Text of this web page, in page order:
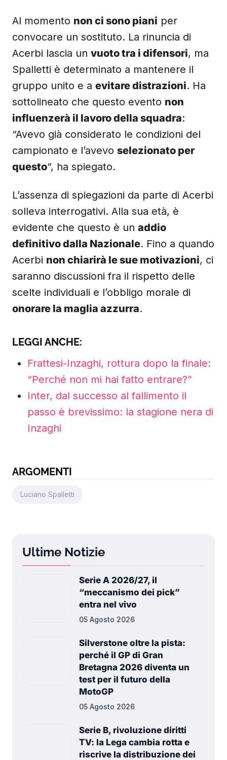
Al momento non ci sono piani per
convocare un sostituto. La rinuncia di
Acerbi lascia un vuoto tra i difensori, ma
Spalletti è determinato a mantenere il
gruppo unito e a evitare distrazioni. Ha
sottolineato che questo evento non
influenzerà il lavoro della squadra:
“Avevo già considerato le condizioni del
campionato e l’avevo selezionato per
questo“, ha spiegato.
L’assenza di spiegazioni da parte di Acerbi
solleva interrogativi. Alla sua età, è
evidente che questo è un addio
definitivo dalla Nazionale. Fino a quando
Acerbi non chiarirà le sue motivazioni, ci
saranno discussioni fra il rispetto delle
scelte individuali e l’obbligo morale di
onorare la maglia azzurra.
LEGGI ANCHE:
Frattesi-Inzaghi, rottura dopo la finale:
“Perché non mi hai fatto entrare?”
Inter, dal successo al fallimento il
passo è brevissimo: la stagione nera di
Inzaghi
ARGOMENTI
Luciano Spalletti
Ultime Notizie
Serie A 2026/27, il
“meccanismo dei pick”
entra nel vivo
05 Agosto 2026
Silverstone oltre la pista:
perché il GP di Gran
Bretagna 2026 diventa un
test per il futuro della
MotoGP
05 Agosto 2026
Serie B, rivoluzione diritti
TV: la Lega cambia rotta e
riscrive la distribuzione dei